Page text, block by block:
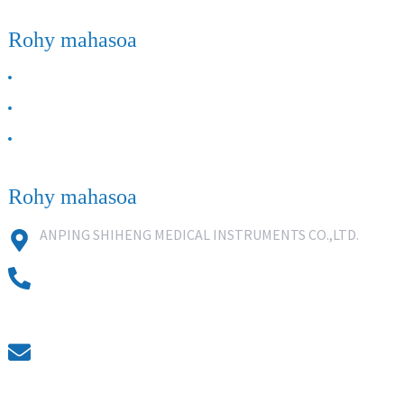
Rohy mahasoa
Rohy mahasoa
ANPING SHIHENG MEDICAL INSTRUMENTS CO.,LTD.